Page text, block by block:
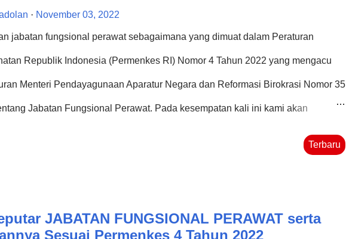
November 03, 2022
jabatan fungsional perawat sebagaimana yang dimuat dalam Peraturan
Republik Indonesia (Permenkes RI) Nomor 4 Tahun 2022 yang mengacu
Menteri Pendayagunaan Aparatur Negara dan Reformasi Birokrasi Nomor 35
Jabatan Fungsional Perawat. Pada kesempatan kali ini kami akan
sebagaimana yang ada pada Permenkes No. 4 Tahun 2022 sebagai berikut: 1.
mengkaji riwayat kesehatan dan perkembangan penyakit/masalah kesehatan,
Terbaru
JABATAN FUNGSIONAL PERAWAT serta
Sesuai Permenkes 4 Tahun 2022